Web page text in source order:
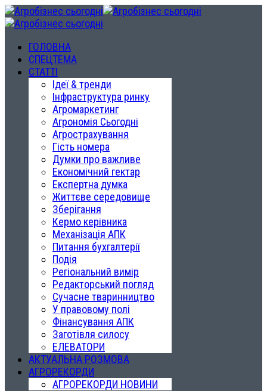
ГОЛОВНА
СПЕЦТЕМА
СТАТТІ
Ідеї & тренди
Інфраструктура ринку
Агромаркетинг
Агрономія Сьогодні
Агрострахування
Гість номера
Думки про важливе
Економічний гектар
Експертна думка
Життєве середовище
Зберігання
Кермо керівника
Механізація АПК
Питання бухгалтерії
Подія
Регіональний вимір
Редакторський погляд
Сучасне тваринництво
У правовому полі
Фінансування АПК
Заготівля силосу
ЕЛЕВАТОРИ
АКТУАЛЬНА РОЗМОВА
АГРОРЕКОРДИ
АГРОРЕКОРДИ НОВИНИ